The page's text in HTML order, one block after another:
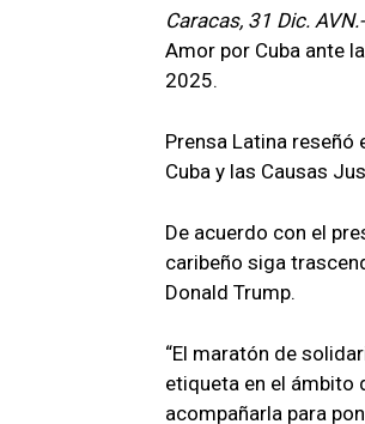
Caracas, 31 Dic. AVN.-
Amor por Cuba ante
2025.
Prensa Latina
Cuba y las Causas
De acuerdo con el
caribeño siga
Donald Trump.
“El maratón de
etiqueta en el ámbito
acompañarla para